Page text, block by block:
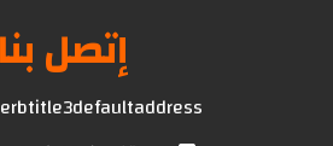
إتصل بنا